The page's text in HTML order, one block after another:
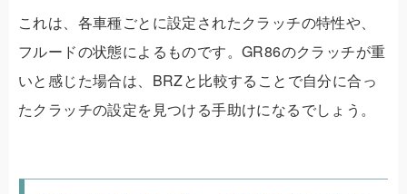
これは、各車種ごとに設定されたクラッチの特性や、
フルードの状態によるものです。GR86のクラッチが重
いと感じた場合は、BRZと比較することで自分に合っ
たクラッチの設定を見つける手助けになるでしょう。